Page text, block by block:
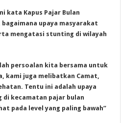
kata Kapus Pajar Bulan
upaya masyarakat
mengatasi stunting di wilayah
persoalan kita bersama untuk
kami juga melibatkan Camat,
Tentu ini adalah upaya
kecamatan pajar bulan
pada level yang paling bawah”